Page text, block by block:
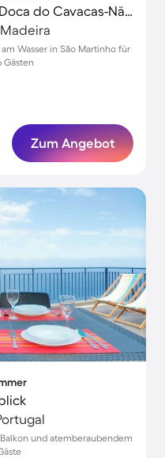
Ferienwohnung mit Grill | Doca do Cavacas-Nähe | Stadtblick
Wasser in São Martinho für
Gästen
Zum Angebot
und atemberaubendem